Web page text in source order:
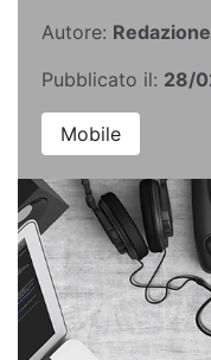
Autore:
Pubblicato il: 28/
Mobile